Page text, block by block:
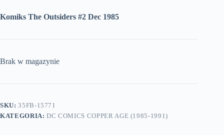
Komiks The Outsiders #2 Dec 1985
Brak w magazynie
SKU:35FB-15771
KATEGORIA:DC COMICS COPPER AGE (1985-1991)